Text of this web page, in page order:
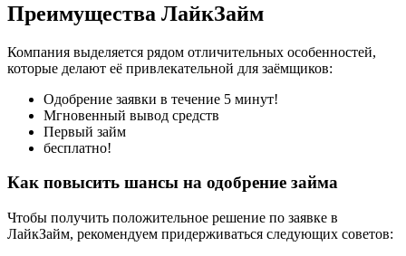
Преимущества ЛайкЗайм
Компания выделяется рядом отличительных особенностей,
которые делают её привлекательной для заёмщиков:
Одобрение заявки в течение 5 минут!
Мгновенный вывод средств
Первый займ
бесплатно!
Как повысить шансы на одобрение займа
Чтобы получить положительное решение по заявке в
ЛайкЗайм, рекомендуем придерживаться следующих советов: